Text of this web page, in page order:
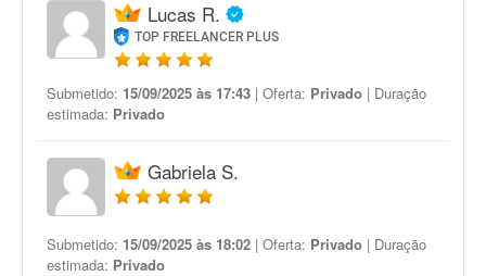
Lucas R.
TOP FREELANCER PLUS
Submetido: 15/09/2025 às 17:43 | Oferta: Privado | Duração
estimada: Privado
Gabriela S.
Submetido: 15/09/2025 às 18:02 | Oferta: Privado | Duração
estimada: Privado